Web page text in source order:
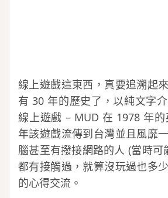
線上遊戲這東西，真要追溯起
有 30 年的歷史了，以純文字
線上遊戲 – MUD 在 1978 年
年該遊戲流傳到台灣並且風靡
腦甚至有撥接網路的人 (當時可
都有接觸過，就算沒玩過也多
的心得交流。